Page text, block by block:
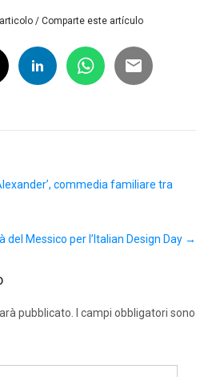
/ Comparte este artículo
commedia familiare tra
del Messico per l’Italian Design Day →
pubblicato.
I campi obbligatori sono